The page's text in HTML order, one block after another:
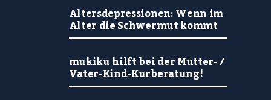
Altersdepressionen: Wenn im
Alter die Schwermut kommt
mukiku hilft bei der Mutter- /
Vater-Kind-Kurberatung!